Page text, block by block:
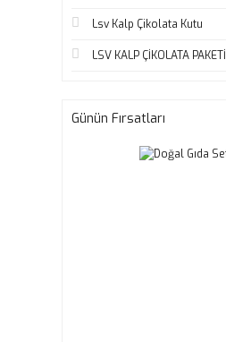
Lsv Kalp Çikolata Kutu
LSV KALP ÇİKOLATA PAKETİ
Günün Fırsatları